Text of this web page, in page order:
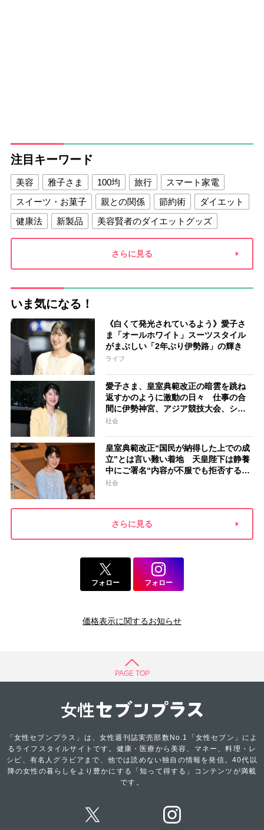
注目キーワード
美容 雅子さま 100均 旅行
スマート家電
スイーツ・お菓子
親との関係 節約術
ダイエット
健康法
新製品
美容賢者のダイエットグッズ
夫との関係
新津春子 どか食い
さらに見る
いま気になる！
《白くて発光されているよう》愛子さ
ま「オールホワイト」スーツスタイル
がまぶしい「2年ぶり伊勢路」の輝き
ライフ
愛子さま、皇室典範改正の暗雲を跳ね
返すかのように激動の日々 仕事の合
間に伊勢神宮、アジア競技大会、シン
ガポール…スケジュールはびっしり
社会
皇室典範改正“国民が納得した上での成
立”とは言い難い着地 天皇陛下は静養
中にご署名“内容が不服でも拒否するこ
とはできない” 米大手紙は男系男子に
社会
さらに見る
フォロー フォロー
価格表示に関するお知らせ
PAGE TOP
「女性セブンプラス」は、女性週刊誌実売部数No.1「女性セブン」によ
るライフスタイルサイトです。健康・医療から美容、マネー、料理・レ
シピ、有名人グラビアまで、他では読めない独自の情報を発信。40代以
降の女性の暮らしをより豊かにする「知って得する」コンテンツが満載
です。